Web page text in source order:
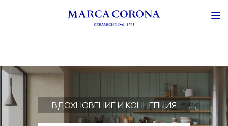
ВДОХНОВЕНИЕ И КОНЦЕПЦИЯ